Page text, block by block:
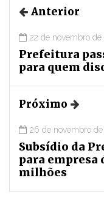
Anterior
22 de novembro de
Prefeitura
para quem
Próximo
26 de novembro
Subsídio da
para empresa
milhões